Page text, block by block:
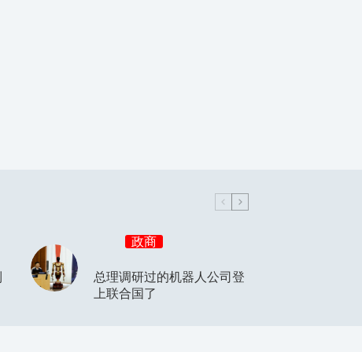
政商
总理调研过的机器人公司登
上联合国了